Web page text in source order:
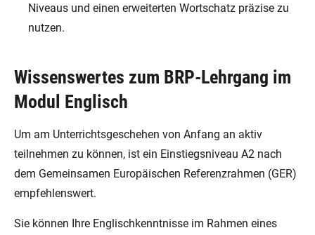
Niveaus und einen erweiterten Wortschatz präzise zu
nutzen.
Wissenswertes zum BRP-Lehrgang im
Modul Englisch
Um am Unterrichtsgeschehen von Anfang an aktiv
teilnehmen zu können, ist ein Einstiegsniveau A2 nach
dem Gemeinsamen Europäischen Referenzrahmen (GER)
empfehlenswert.
Sie können Ihre Englischkenntnisse im Rahmen eines